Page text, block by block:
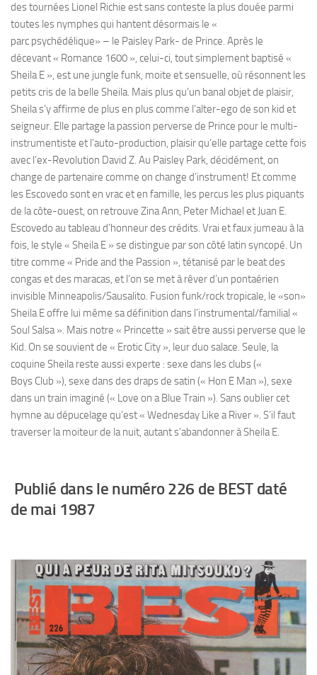
des tournées Lionel Richie est sans conteste la plus douée parmi
toutes les nymphes qui hantent désormais le «
parc psychédélique» – le Paisley Park- de Prince. Après le
décevant « Romance 1600 », celui-ci, tout simplement baptisé «
Sheila E », est une jungle funk, moite et sensuelle, où résonnent les
petits cris de la belle Sheila. Mais plus qu’un banal objet de plaisir,
Sheila s’y affirme de plus en plus comme l’alter-ego de son kid et
seigneur. Elle partage la passion perverse de Prince pour le multi-
instrumentiste et l’auto-production, plaisir qu’elle partage cette fois
avec l’ex-Revolution David Z. Au Paisley Park, décidément, on
change de partenaire comme on change d’instrument! Et comme
les Escovedo sont en vrac et en famille, les percus les plus piquants
de la côte-ouest, on retrouve Zina Ann, Peter Michael et Juan E.
Escovedo au tableau d’honneur des crédits. Vrai et faux jumeau à la
fois, le style « Sheila E » se distingue par son côté latin syncopé. Un
titre comme « Pride and the Passion », tétanisé par le beat des
congas et des maracas, et l’on se met à rêver d’un pontaérien
invisible Minneapolis/Sausalito. Fusion funk/rock tropicale, le «son»
Sheila E offre lui même sa définition dans l’instrumental/familial «
Soul Salsa ». Mais notre « Princette » sait être aussi perverse que le
Kid. On se souvient de « Erotic City », leur duo salace. Seule, la
coquine Sheila reste aussi experte : sexe dans les clubs («
Boys Club »), sexe dans des draps de satin (« Hon E Man »), sexe
dans un train imaginé (« Love on a Blue Train »). Sans oublier cet
hymne au dépucelage qu’est « Wednesday Like a River ». S’il faut
traverser la moiteur de la nuit, autant s’abandonner à Sheila E.
Publié dans le numéro 226 de BEST daté
de mai 1987